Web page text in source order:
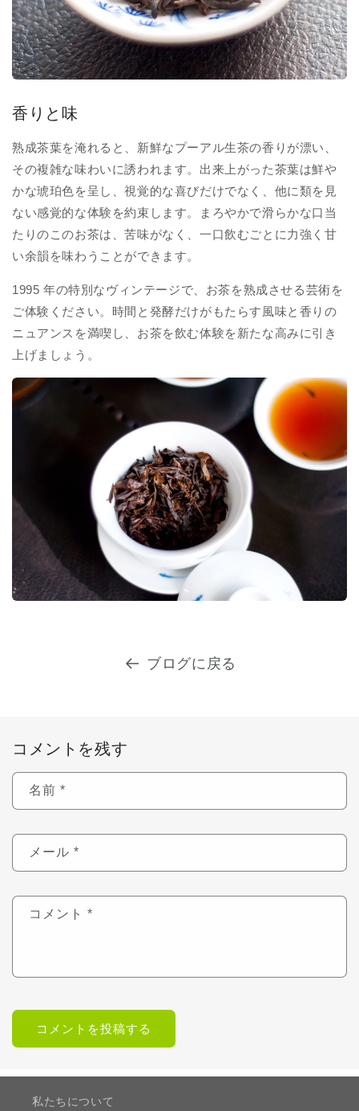
香りと味
熟成茶葉を淹れると、新鮮なプーアル生茶の香りが漂い、
その複雑な味わいに誘われます。出来上がった茶葉は鮮や
かな琥珀色を呈し、視覚的な喜びだけでなく、他に類を見
ない感覚的な体験を約束します。まろやかで滑らかな口当
たりのこのお茶は、苦味がなく、一口飲むごとに力強く甘
い余韻を味わうことができます。
1995 年の特別なヴィンテージで、お茶を熟成させる芸術を
ご体験ください。時間と発酵だけがもたらす風味と香りの
ニュアンスを満喫し、お茶を飲む体験を新たな高みに引き
上げましょう。
ブログに戻る
コメントを残す
名前 *
メール *
コメント *
私たちについて